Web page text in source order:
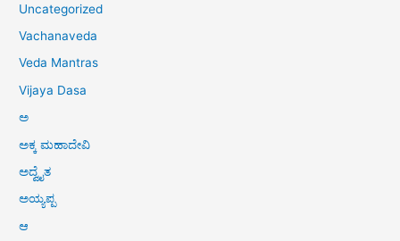
Uncategorized
Vachanaveda
Veda Mantras
Vijaya Dasa
ಅ
ಅಕ್ಕ ಮಹಾದೇವಿ
ಅದ್ವೈತ
ಅಯ್ಯಪ್ಪ
ಆ